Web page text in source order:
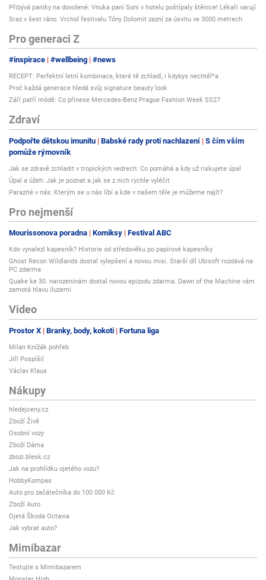
Přibývá paniky na dovolené: Vnuka paní Soni v hotelu poštípaly štěnice! Lékaři varují
Sraz v šest ráno. Vrchol festivalu Tóny Dolomit zazní za úsvitu ve 3000 metrech
Pro generaci Z
#inspirace #wellbeing #news
RECEPT: Perfektní letní kombinace, které tě zchladí, i kdybys nechtěl*a
Proč každá generace hledá svůj signature beauty look
Září patří módě: Co přinese Mercedes-Benz Prague Fashion Week SS27
Zdraví
Podpořte dětskou imunitu Babské rady proti nachlazení S čím vším
pomůže rýmovník
Jak se zdravě zchladit v tropických vedrech: Co pomáhá a kdy už riskujete úpal
Úpal a úžeh: Jak je poznat a jak se z nich rychle vyléčit
Parazité v nás: Kterým se u nás líbí a kde v našem těle je můžeme najít?
Pro nejmenší
Mourissonova poradna Komiksy Festival ABC
Kdo vynalezl kapesník? Historie od středověku po papírové kapesníky
Ghost Recon Wildlands dostal vylepšení a novou misi. Starší díl Ubisoft rozdává na
PC zdarma
Quake ke 30. narozeninám dostal novou epizodu zdarma. Dawn of the Machine vám
zamotá hlavu iluzemi
Video
Prostor X Branky, body, kokoti Fortuna liga
Milan Knížák pohřeb
Jiří Pospíšil
Václav Klaus
Nákupy
hledejceny.cz
Zboží Živě
Osobní vozy
Zboží Dáma
zbozi.blesk.cz
Jak na prohlídku ojetého vozu?
HobbyKompas
Auto pro začátečníka do 100 000 Kč
Zboží Auto
Ojetá Škoda Octavia
Jak vybrat auto?
Mimibazar
Testujte s Mimibazarem